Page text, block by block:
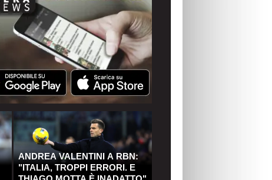
ANDREA VALENTINI A RBN:
"ITALIA, TROPPI ERRORI. E